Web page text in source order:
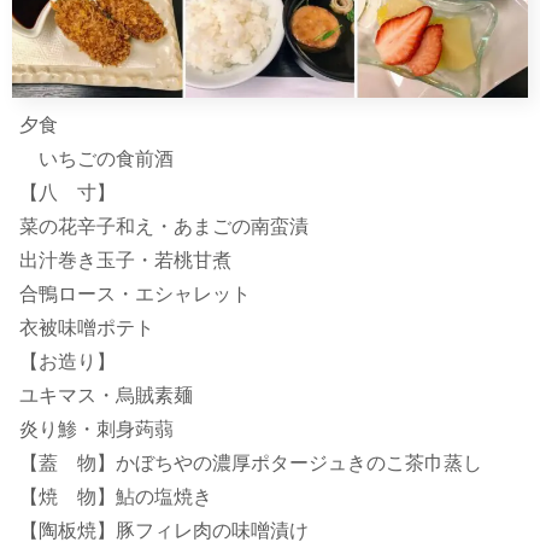
夕食
いちごの食前酒
【八 寸】
菜の花辛子和え・あまごの南蛮漬
出汁巻き玉子・若桃甘煮
合鴨ロース・エシャレット
衣被味噌ポテト
【お造り】
ユキマス・烏賊素麺
炎り鯵・刺身蒟蒻
【蓋 物】かぼちやの濃厚ポタージュきのこ茶巾蒸し
【焼 物】鮎の塩焼き
【陶板焼】豚フィレ肉の味噌漬け